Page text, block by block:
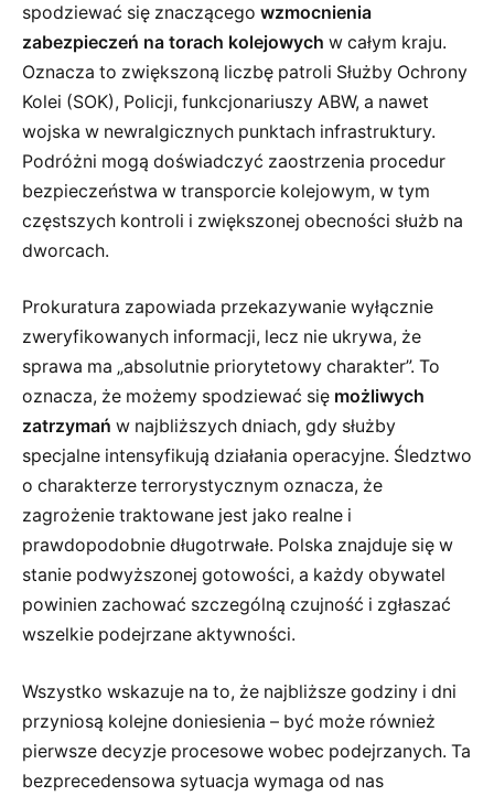
spodziewać się znaczącego wzmocnienia
zabezpieczeń na torach kolejowych w całym kraju.
Oznacza to zwiększoną liczbę patroli Służby Ochrony
Kolei (SOK), Policji, funkcjonariuszy ABW, a nawet
wojska w newralgicznych punktach infrastruktury.
Podróżni mogą doświadczyć zaostrzenia procedur
bezpieczeństwa w transporcie kolejowym, w tym
częstszych kontroli i zwiększonej obecności służb na
dworcach.
Prokuratura zapowiada przekazywanie wyłącznie
zweryfikowanych informacji, lecz nie ukrywa, że
sprawa ma „absolutnie priorytetowy charakter”. To
oznacza, że możemy spodziewać się możliwych
zatrzymań w najbliższych dniach, gdy służby
specjalne intensyfikują działania operacyjne. Śledztwo
o charakterze terrorystycznym oznacza, że
zagrożenie traktowane jest jako realne i
prawdopodobnie długotrwałe. Polska znajduje się w
stanie podwyższonej gotowości, a każdy obywatel
powinien zachować szczególną czujność i zgłaszać
wszelkie podejrzane aktywności.
Wszystko wskazuje na to, że najbliższe godziny i dni
przyniosą kolejne doniesienia – być może również
pierwsze decyzje procesowe wobec podejrzanych. Ta
bezprecedensowa sytuacja wymaga od nas